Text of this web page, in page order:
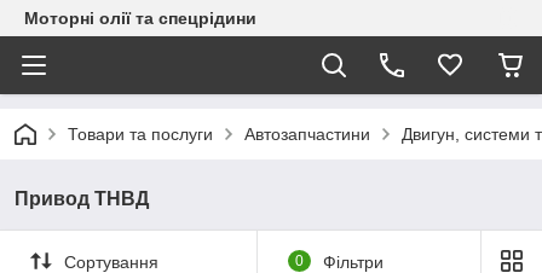
Моторні олії та спецрідини
Товари та послуги Автозапчастини Двигун, системи
Привод ТНВД
Сортування 0 Фільтри